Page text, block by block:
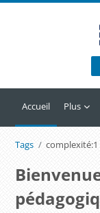
Accueil Plus
Tags complexité:1